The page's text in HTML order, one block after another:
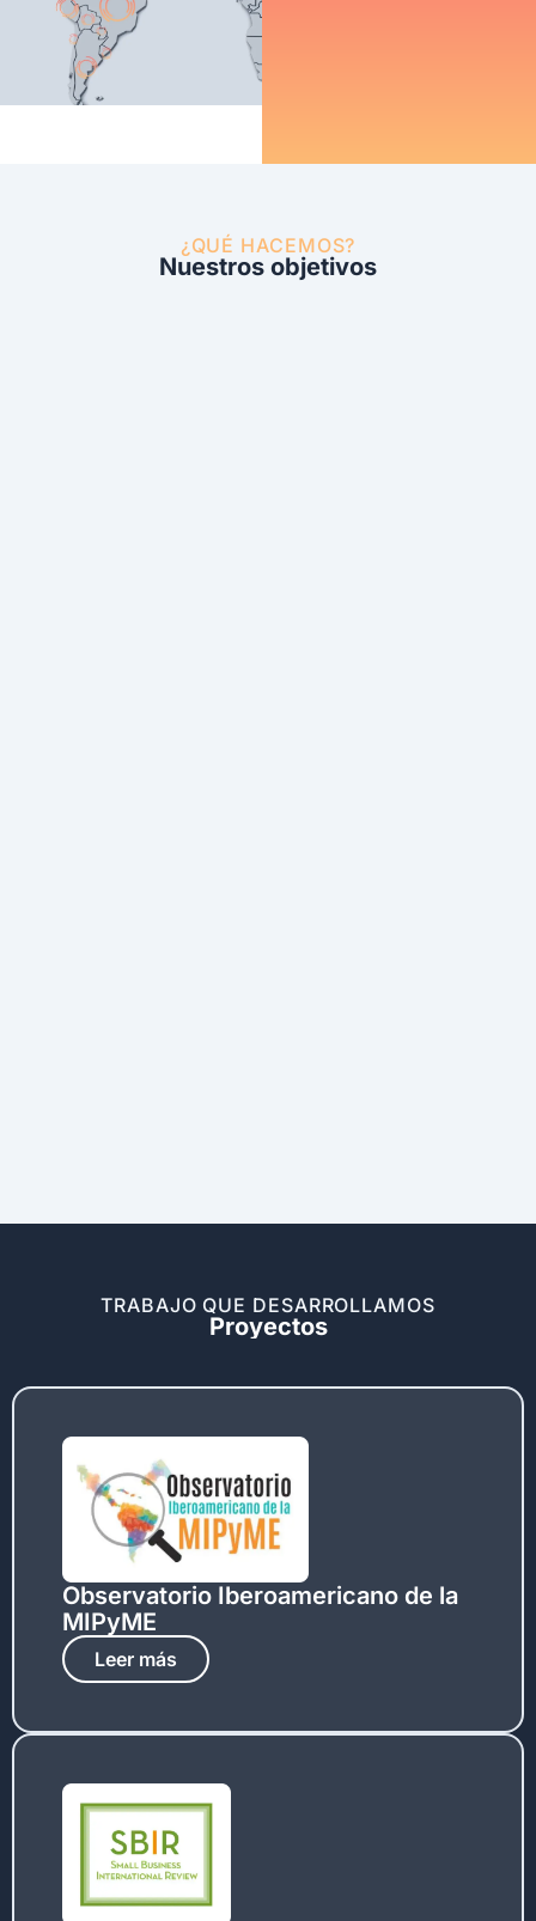
¿QUÉ HACEMOS?
Nuestros objetivos
TRABAJO QUE DESARROLLAMOS
Proyectos
Observatorio Iberoamericano de la
MIPyME
Leer más